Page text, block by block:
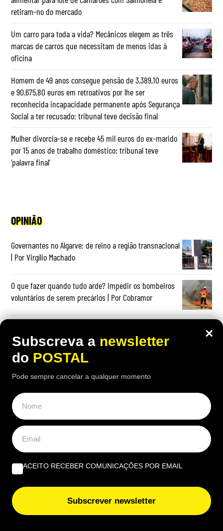
retiram-no do mercado
Um carro para toda a vida? Mecânicos elegem as três
marcas de carros que necessitam de menos idas à
oficina
Homem de 49 anos consegue pensão de 3.389,10 euros
e 90.675,80 euros em retroativos por lhe ser
reconhecida incapacidade permanente após Segurança
Social a ter recusado: tribunal teve decisão final
Mulher divorcia-se e recebe 45 mil euros do ex-marido
por 15 anos de trabalho doméstico: tribunal teve
‘palavra final’
OPINIÃO
Governantes no Algarve: de reino a região transnacional
| Por Virgílio Machado
O que fazer quando tudo arde? Impedir os bombeiros
voluntários de serem precários | Por Cobramor
EUROPE DIRECT ALGARVE
“Quais as novas regras para a reparação dos produtos?”
Beatriz Garcia, 40 Anos de ECoCs, a família Ecoc e a
Next Culture | Por João Palmeiro
×
Subscreva a newsletter
do POSTAL
Pode sempre cancelar a qualquer momento
ACEITO RECEBER COMUNICAÇÕES POR EMAIL
Subscrever newsletter